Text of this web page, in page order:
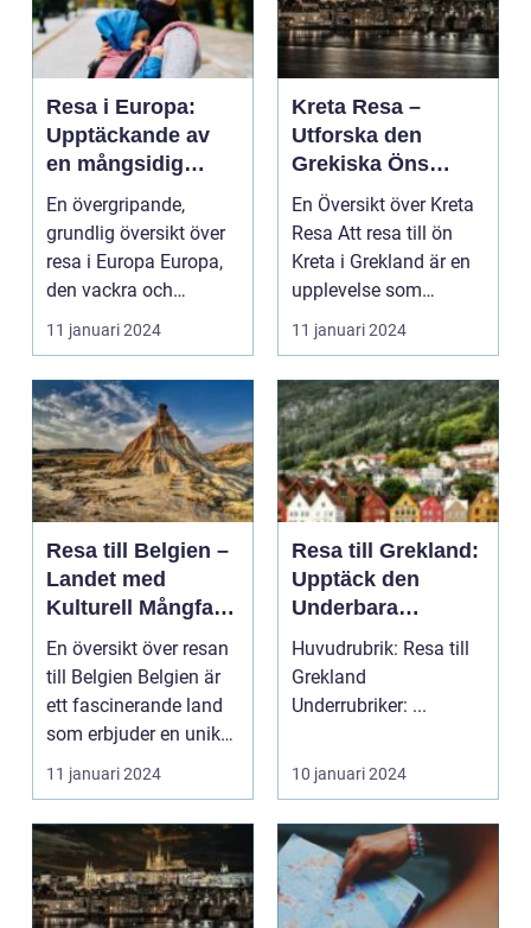
Resa i Europa:
Upptäckande av
en mångsidig
kontinent
En övergripande,
grundlig översikt över
resa i Europa Europa,
den vackra och
historiskt rika kontin...
11 januari 2024
Kreta Resa –
Utforska den
Grekiska Öns
Skönhet och
Kultur
En Översikt över Kreta
Resa Att resa till ön
Kreta i Grekland är en
upplevelse som
erbjuder fantast...
11 januari 2024
Resa till Belgien –
Landet med
Kulturell Mångfald
och Historiska
Städer
En översikt över resan
till Belgien Belgien är
ett fascinerande land
som erbjuder en unik
upplevels...
11 januari 2024
Resa till Grekland:
Upptäck den
Underbara
Skönheten i Det
Attiska Hörnet av
Världen
Huvudrubrik: Resa till
Grekland
Underrubriker: ...
10 januari 2024